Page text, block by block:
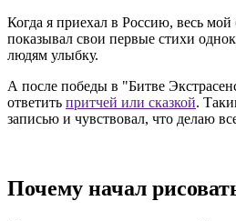
Когда я приехал в Россию, весь
показывал свои первые стихи
людям улыбку.
А после победы в "Битве
ответить притчей или сказкой.
записью и чувствовал, что делаю
Почему начал